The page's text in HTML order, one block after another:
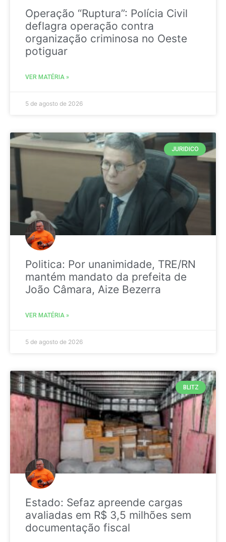
Operação “Ruptura”: Polícia Civil
deflagra operação contra
organização criminosa no Oeste
potiguar
VER MATÉRIA »
5 de agosto de 2026
JURIDICO
Politica: Por unanimidade, TRE/RN
mantém mandato da prefeita de
João Câmara, Aize Bezerra
VER MATÉRIA »
5 de agosto de 2026
BLITZ
Estado: Sefaz apreende cargas
avaliadas em R$ 3,5 milhões sem
documentação fiscal